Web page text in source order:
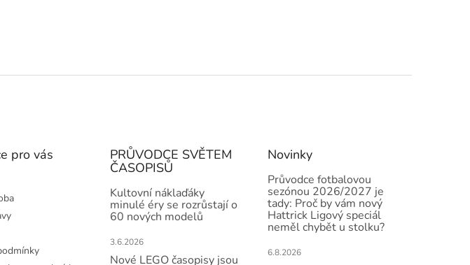
pro vás PRŮVODCE SVĚTEM
ČASOPISŮ
Kultovní náklaďáky
minulé éry se rozrůstají o
60 nových modelů
3.6.2026
Nové LEGO časopisy jsou
Novinky
Průvodce fotbalovou
sezónou 2026/2027 je
tady: Proč by vám nový
Hattrick Ligový speciál
neměl chybět u stolku?
6.8.2026